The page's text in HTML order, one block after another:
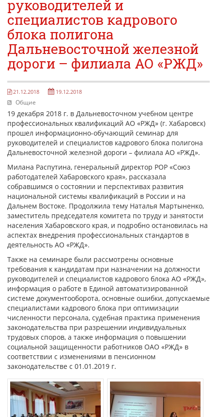
Антикоррупционная хартия
КОНТАКТЫ
НОВОСТИ
ВСТРЕЧИ С ГУБЕРНАТОРОМ КРАЯ
РЫНОК ТРУДА
ОБЗОР ИЗМЕНЕНИЙ ЗАКОНОДАТЕЛЬСТВА
АНАЛИТИКА РСПП
ОБСУЖДЕНИЕ ПРОЕКТОВ НПА КРАЯ
"ЧАС ТРУДА" НА РАДИО "ВОСТОК-РОССИИ"
руководителей и
специалистов кадрового
блока полигона
Дальневосточной железной
дороги – филиала АО «РЖД»
21.12.2018 19.12.2018
Общие
19 декабря 2018 г. в Дальневосточном учебном центре
профессиональных квалификаций АО «РЖД» (г. Хабаровск)
прошел информационно-обучающий семинар для
руководителей и специалистов кадрового блока полигона
Дальневосточной железной дороги – филиала АО «РЖД».
Милана Распутина, генеральный директор РОР «Союз
работодателей Хабаровского края», рассказала
собравшимся о состоянии и перспективах развития
национальной системы квалификаций в России и на
Дальнем Востоке. Продолжила тему Наталья Мартыненко,
заместитель председателя комитета по труду и занятости
населения Хабаровского края, и подробно остановилась на
аспектах внедрения профессиональных стандартов в
деятельность АО «РЖД».
Также на семинаре были рассмотрены основные
требования к кандидатам при назначении на должности
руководителей и специалистов кадрового блока АО «РЖД»,
информация о работе в Единой автоматизированной
системе документооборота, основные ошибки, допускаемые
специалистами кадрового блока при оптимизации
численности персонала, судебная практика применения
законодательства при разрешении индивидуальных
трудовых споров, а также информация о повышении
социальной защищенности работников ОАО «РЖД» в
соответствии с изменениями в пенсионном
законодательстве с 01.01.2019 г.